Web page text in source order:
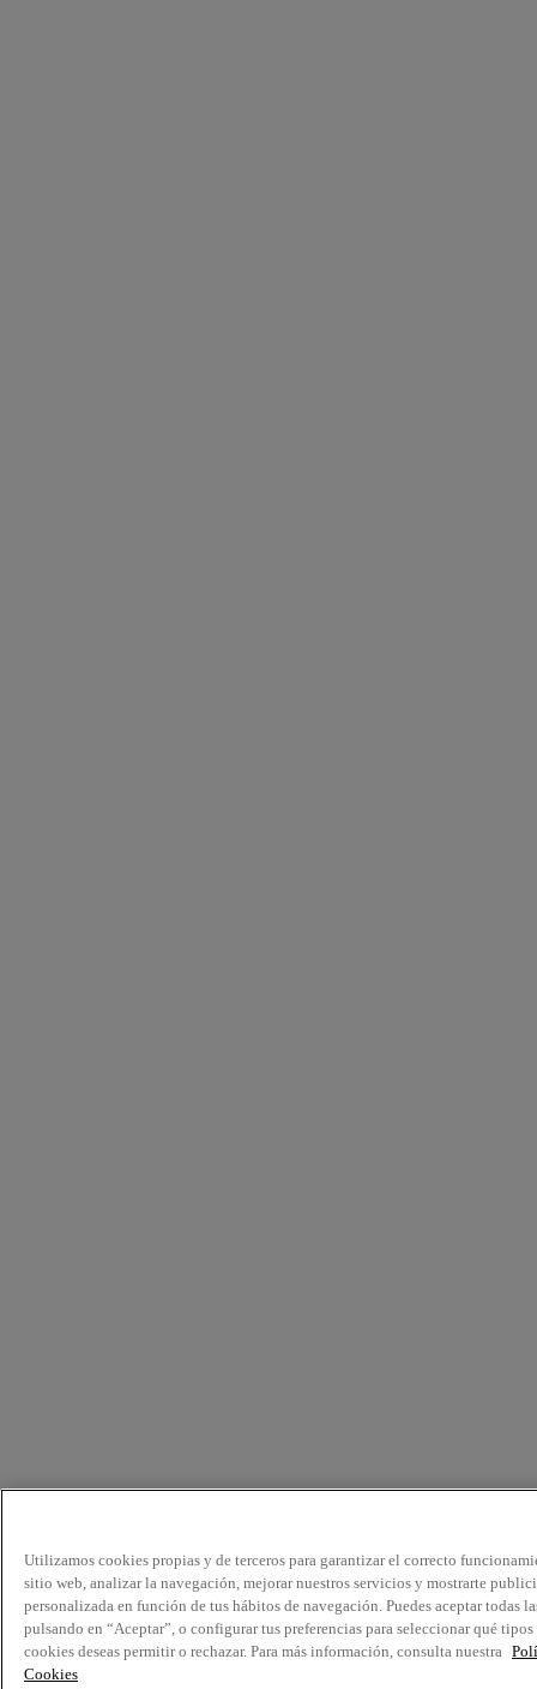
Utilizamos cookies propias y de terceros para garantizar el correcto
sitio web, analizar la navegación, mejorar nuestros servicios y mostrarte
personalizada en función de tus hábitos de navegación. Puedes aceptar todas
pulsando en “Aceptar”, o configurar tus preferencias para seleccionar qué tipos
cookies deseas permitir o rechazar. Para más información, consulta nuestra
Cookies